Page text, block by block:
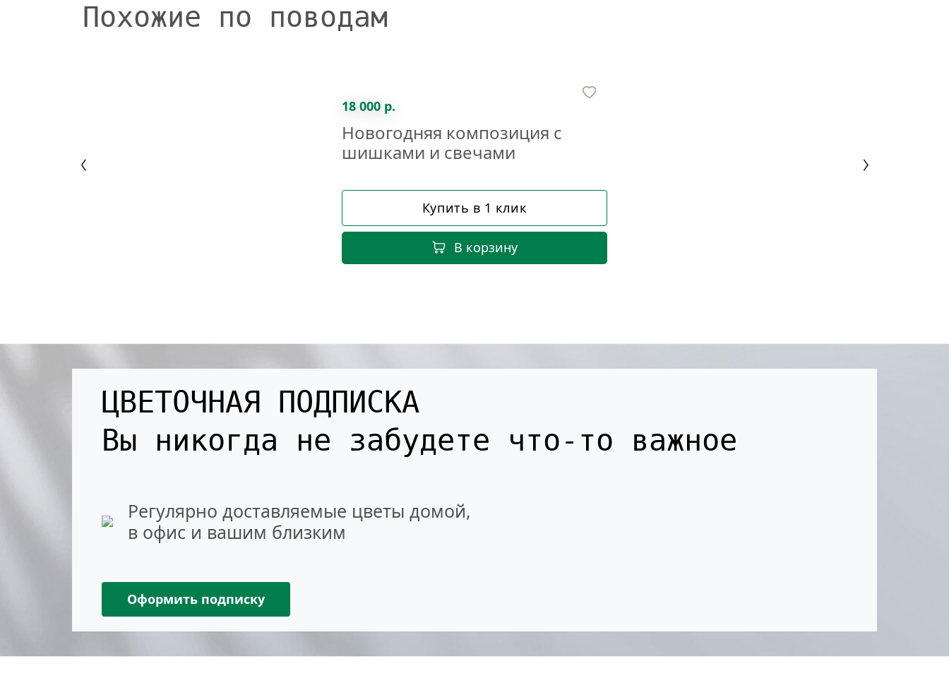
Похожие по поводам
18 000 р.
Новогодняя композиция с
шишками и свечами
Купить в 1 клик
В корзину
ЦВЕТОЧНАЯ ПОДПИСКА
Вы никогда не забудете что-то важное
Регулярно доставляемые цветы домой,
в офис и вашим близким
Оформить подписку